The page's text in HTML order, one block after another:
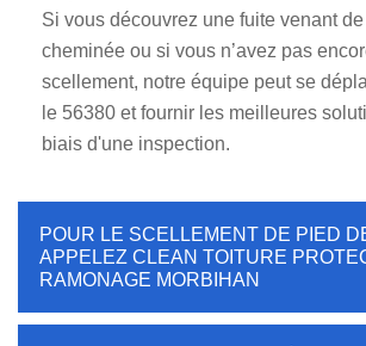
Si vous découvrez une fuite venant
cheminée ou si vous n’avez pas
scellement, notre équipe peut se
le 56380 et fournir les meilleures
biais d'une inspection.
POUR LE SCELLEMENT DE PIED
APPELEZ CLEAN TOITURE
RAMONAGE MORBIHAN